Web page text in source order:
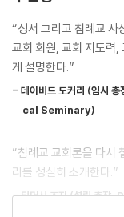
“성서 그리고 침례교 사
교회 회원, 교회 지도력,
게 설명한다.”
- 데이비드 도커리 (임
cal Seminary)
“침례교 교회론을 다시
리를 성실히 소개한다.”
- 티머시 조지 (설립 총